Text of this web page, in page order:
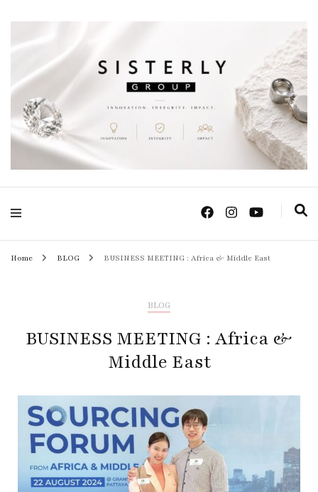
Sisterly Group
Thailand
Positive Power Jewelry แหวนแต่งงาน เครื่องประดับผู้หญิง จิวเวลรี จันทบุรี
Home BLOG BUSINESS MEETING : Africa & Middle East
BLOG
BUSINESS MEETING : Africa &
Middle East